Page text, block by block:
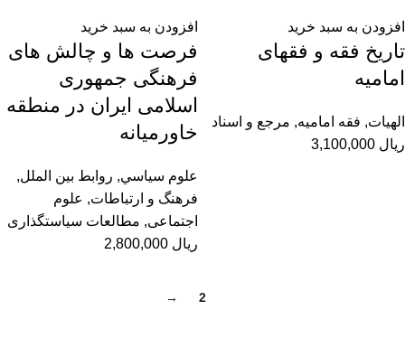
افزودن به سبد خرید
تاریخ فقه و فقهای
امامیه
الهيات, فقه امامیه, مرجع و اسناد
ریال
افزودن به سبد خرید
فرصت ها و چالش های
فرهنگی جمهوری
اسلامی ایران در منطقه
خاورمیانه
علوم سياسي, روابط بین الملل,
فرهنگ و ارتباطات, علوم
اجتماعی, مطالعات سیاستگذاری
ریال
2
→